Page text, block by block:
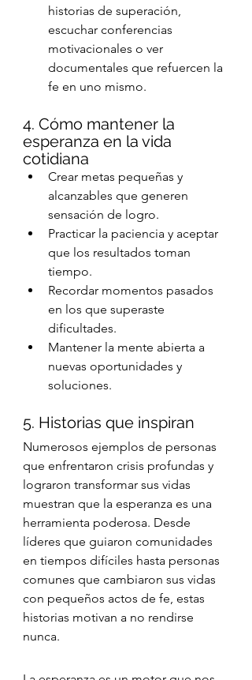
historias de superación,
escuchar conferencias
motivacionales o ver
documentales que refuercen la
fe en uno mismo.
4. Cómo mantener la
esperanza en la vida
cotidiana
Crear metas pequeñas y
alcanzables que generen
sensación de logro.
Practicar la paciencia y aceptar
que los resultados toman
tiempo.
Recordar momentos pasados
en los que superaste
dificultades.
Mantener la mente abierta a
nuevas oportunidades y
soluciones.
5. Historias que inspiran
Numerosos ejemplos de personas
que enfrentaron crisis profundas y
lograron transformar sus vidas
muestran que la esperanza es una
herramienta poderosa. Desde
líderes que guiaron comunidades
en tiempos difíciles hasta personas
comunes que cambiaron sus vidas
con pequeños actos de fe, estas
historias motivan a no rendirse
nunca.